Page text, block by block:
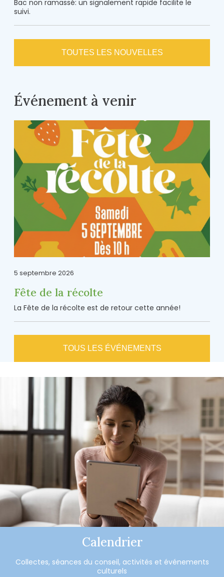
Bac non ramassé: un signalement rapide facilite le
suivi.
TOUTES LES NOUVELLES
Événement à venir
5 septembre 2026
Fête de la récolte
La Fête de la récolte est de retour cette année!
TOUS LES ÉVÉNEMENTS
Calendrier
Collectes, séances du conseil, activités et événements
culturels